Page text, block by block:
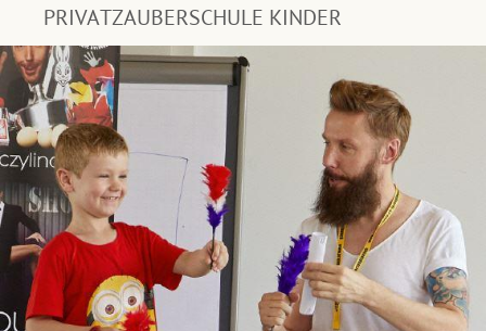
PRIVATZAUBERSCHULE KINDER